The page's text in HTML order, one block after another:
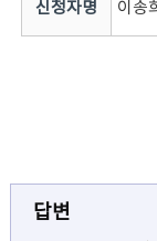
신청자명 이송
답변